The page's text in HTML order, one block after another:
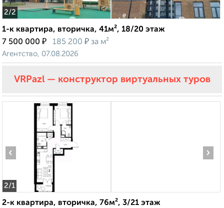
2/2
1-к квартира, вторичка, 41м², 18/20 этаж
7 500 000 ₽ 185 200 ₽ за м²
Агентство, 07.08.2026
VRPazl — конструктор виртуальных туров
2/1
‹ ›
2-к квартира, вторичка, 76м², 3/21 этаж